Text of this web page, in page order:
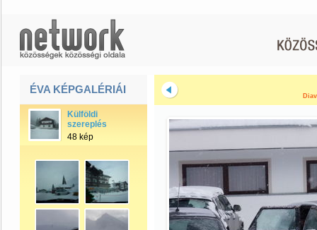
ÉVA KÉPGALÉRIÁI
Külföldi
szereplés
48 kép